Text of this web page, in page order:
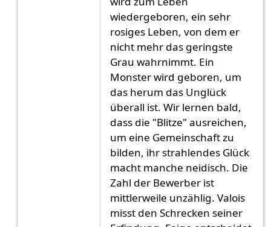
wiedergeboren, ein sehr
rosiges Leben, von dem er
nicht mehr das geringste
Grau wahrnimmt. Ein
Monster wird geboren, um
das herum das Unglück
überall ist. Wir lernen bald,
dass die "Blitze" ausreichen,
um eine Gemeinschaft zu
bilden, ihr strahlendes Glück
macht manche neidisch. Die
Zahl der Bewerber ist
mittlerweile unzählig. Valois
misst den Schrecken seiner